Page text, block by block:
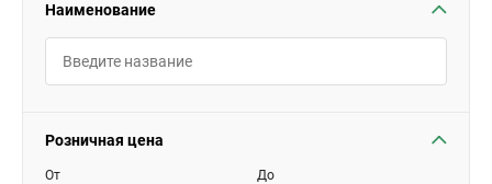
Наименование
Розничная цена
От До